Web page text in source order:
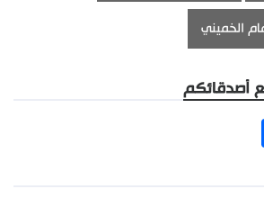
الخميني
أصدقائكم